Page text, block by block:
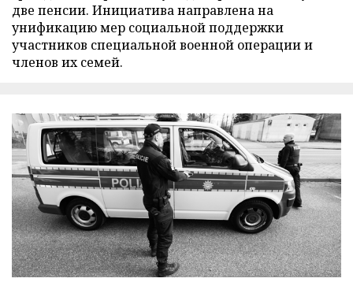
две пенсии. Инициатива направлена на
унификацию мер социальной поддержки
участников специальной военной операции и
членов их семей.